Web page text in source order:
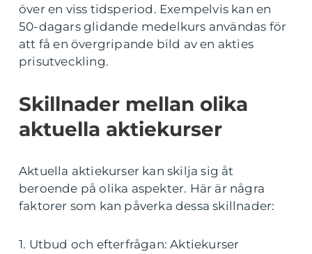
över en viss tidsperiod. Exempelvis kan en
50-dagars glidande medelkurs användas för
att få en övergripande bild av en akties
prisutveckling.
Skillnader mellan olika
aktuella aktiekurser
Aktuella aktiekurser kan skilja sig åt
beroende på olika aspekter. Här är några
faktorer som kan påverka dessa skillnader:
1. Utbud och efterfrågan: Aktiekurser